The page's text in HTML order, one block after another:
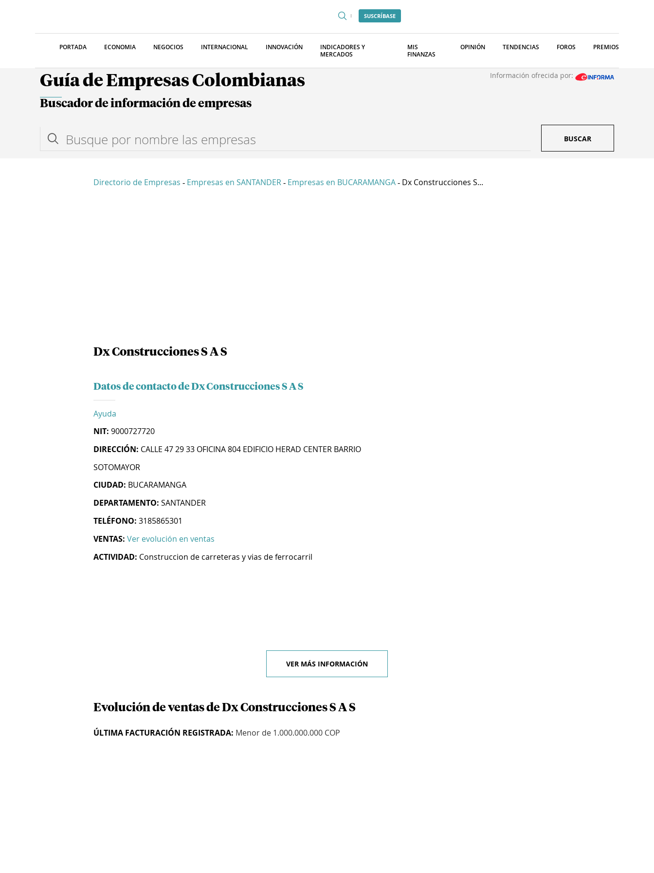
SUSCRÍBASE
PORTADA ECONOMIA NEGOCIOS INTERNACIONAL INNOVACIÓN
INDICADORES Y
MERCADOS
MIS
FINANZAS
OPINIÓN TENDENCIAS FOROS PREMIOS
Guía de Empresas Colombianas Información ofrecida por:
Buscador de información de empresas
BUSCAR
Directorio de Empresas - Empresas en SANTANDER - Empresas en BUCARAMANGA - Dx Construcciones S...
Dx Construcciones S A S
Datos de contacto de Dx Construcciones S A S
Ayuda
NIT: 9000727720
DIRECCIÓN: CALLE 47 29 33 OFICINA 804 EDIFICIO HERAD CENTER BARRIO
SOTOMAYOR
CIUDAD: BUCARAMANGA
DEPARTAMENTO: SANTANDER
TELÉFONO: 3185865301
VENTAS: Ver evolución en ventas
ACTIVIDAD: Construccion de carreteras y vias de ferrocarril
VER MÁS INFORMACIÓN
Evolución de ventas de Dx Construcciones S A S
ÚLTIMA FACTURACIÓN REGISTRADA: Menor de 1.000.000.000 COP